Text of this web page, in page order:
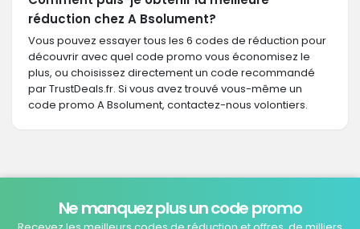
réduction chez A Bsolument?
Vous pouvez essayer tous les 6 codes de réduction pour
découvrir avec quel code promo vous économisez le
plus, ou choisissez directement un code recommandé
par TrustDeals.fr. Si vous avez trouvé vous-même un
code promo A Bsolument, contactez-nous volontiers.
Ne manquez plus un code promo